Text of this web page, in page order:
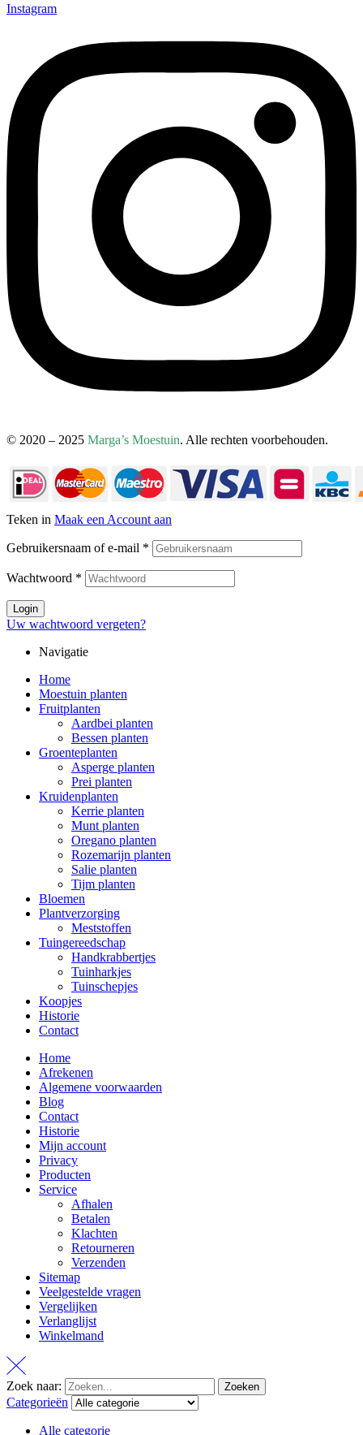
Instagram
© 2020 – 2025 Marga’s Moestuin. Alle rechten voorbehouden.
Teken in Maak een Account aan
Gebruikersnaam of e-mail *
Wachtwoord *
Login
Uw wachtwoord vergeten?
Navigatie
Home
Moestuin planten
Fruitplanten
Aardbei planten
Bessen planten
Groenteplanten
Asperge planten
Prei planten
Kruidenplanten
Kerrie planten
Munt planten
Oregano planten
Rozemarijn planten
Salie planten
Tijm planten
Bloemen
Plantverzorging
Meststoffen
Tuingereedschap
Handkrabbertjes
Tuinharkjes
Tuinschepjes
Koopjes
Historie
Contact
Home
Afrekenen
Algemene voorwaarden
Blog
Contact
Historie
Mijn account
Privacy
Producten
Service
Afhalen
Betalen
Klachten
Retourneren
Verzenden
Sitemap
Veelgestelde vragen
Vergelijken
Verlanglijst
Winkelmand
Zoek naar: Zoeken
Categorieën
Alle categorie